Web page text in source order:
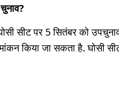
सीट पर 5 सितंबर को
किया जा सकता है. घोसी